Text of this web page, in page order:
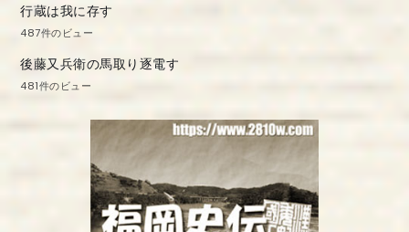
行蔵は我に存す
487件のビュー
後藤又兵衛の馬取り逐電す
481件のビュー